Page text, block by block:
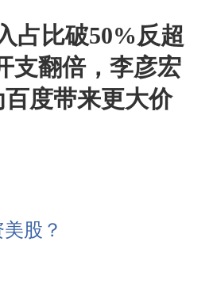
占比破50%反超
支翻倍，李彦宏
度带来更大价
股？